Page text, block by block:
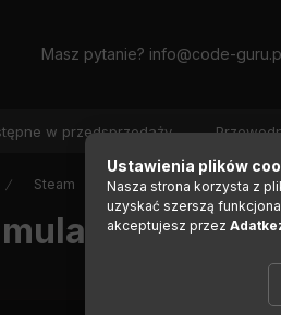
Masz pytanie? info@code-
w przedsprzedaży
Steam
2013
Ustawienia plików
Nasza strona korzysta z
uzyskać szerszą
akceptujesz przez